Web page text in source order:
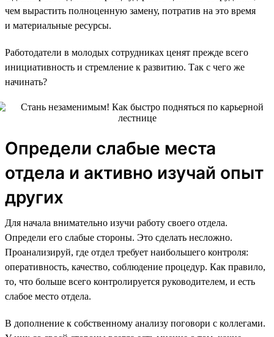
чем вырастить полноценную замену, потратив на это время
и материальные ресурсы.
Работодатели в молодых сотрудниках ценят прежде всего
инициативность и стремление к развитию. Так с чего же
начинать?
Определи слабые места
отдела и активно изучай опыт
других
Для начала внимательно изучи работу своего отдела.
Определи его слабые стороны. Это сделать несложно.
Проанализируй, где отдел требует наибольшего контроля:
оперативность, качество, соблюдение процедур. Как правило,
то, что больше всего контролируется руководителем, и есть
слабое место отдела.
В дополнение к собственному анализу поговори с коллегами.